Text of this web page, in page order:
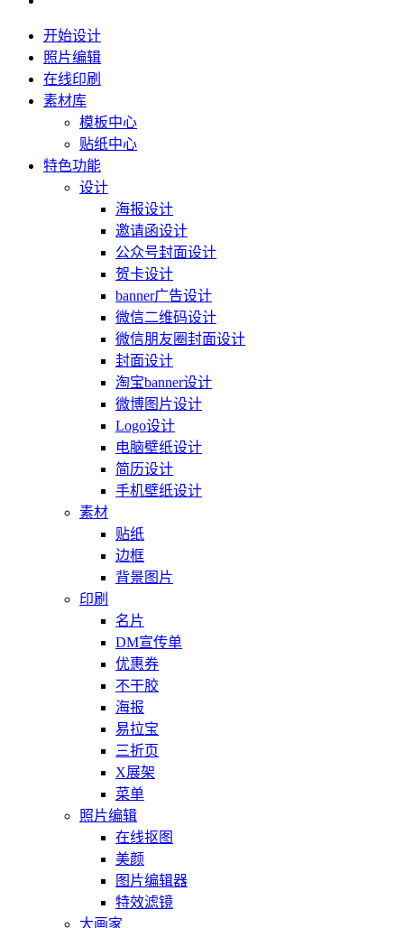
开始设计
照片编辑
在线印刷
素材库
模板中心
贴纸中心
特色功能
设计
海报设计
邀请函设计
公众号封面设计
贺卡设计
banner广告设计
微信二维码设计
微信朋友圈封面设计
封面设计
淘宝banner设计
微博图片设计
Logo设计
电脑壁纸设计
简历设计
手机壁纸设计
素材
贴纸
边框
背景图片
印刷
名片
DM宣传单
优惠券
不干胶
海报
易拉宝
三折页
X展架
菜单
照片编辑
在线抠图
美颜
图片编辑器
特效滤镜
大画家